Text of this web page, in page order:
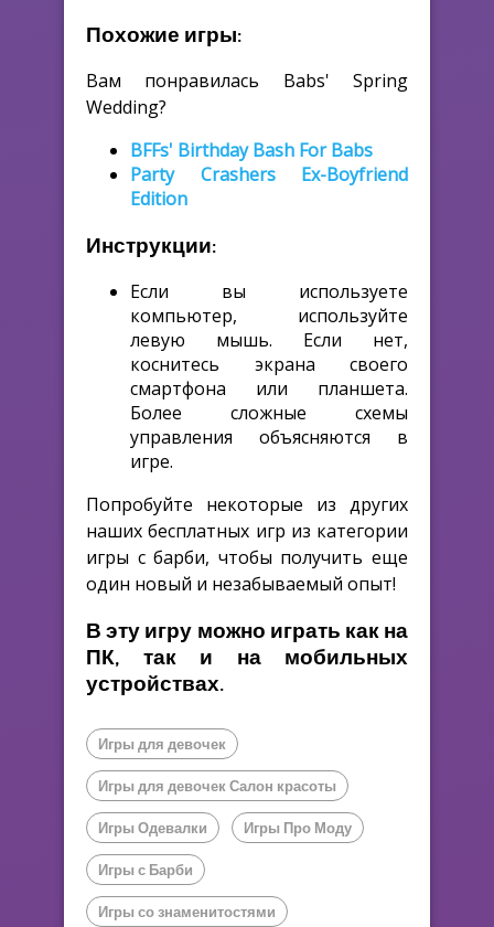
Похожие игры:
Вам понравилась Babs' Spring
Wedding?
BFFs' Birthday Bash For Babs
Party Crashers Ex-Boyfriend
Edition
Инструкции:
Если вы используете
компьютер, используйте
левую мышь. Если нет,
коснитесь экрана своего
смартфона или планшета.
Более сложные схемы
управления объясняются в
игре.
Попробуйте некоторые из других
наших бесплатных игр из категории
игры с барби, чтобы получить еще
один новый и незабываемый опыт!
В эту игру можно играть как на
ПК, так и на мобильных
устройствах.
Игры для девочек
Игры для девочек Салон красоты
Игры Одевалки Игры Про Моду
Игры с Барби
Игры со знаменитостями